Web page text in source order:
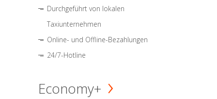
Durchgeführt von lokalen
Taxiunternehmen
Online- und Offline-Bezahlungen
24/7-Hotline
Economy+